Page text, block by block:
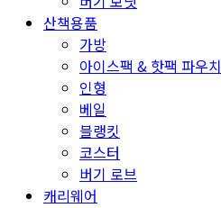
산책용품
가방
아이스팩 & 핫팩 파우치
인형
베일
블랭킷
코스터
버기 로브
캐리웨어